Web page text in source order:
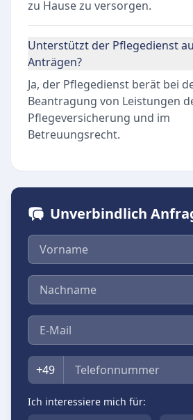
zu Hause zu versorgen.
Unterstützt der Pflegedienst
Anträgen?
Ja, der Pflegedienst berät bei
Beantragung von Leistungen
Pflegeversicherung und im
Betreuungsrecht.
Unverbindlich
Vorname
Nachname
E-Mail
Telefon
+49
Ich interessiere mich für: